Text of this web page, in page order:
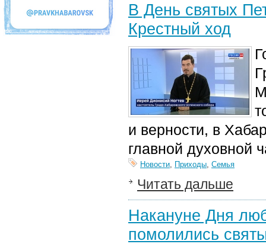
В День святых
Крестный ход
и верности, в
главной духовной
Новости, Приходы, Семья
Читать дальше
Накануне Дня
помолились